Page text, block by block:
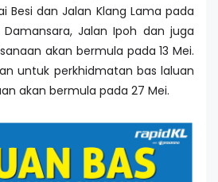
Besi dan Jalan Klang Lama pada
Jalan Ipoh dan juga
akan bermula pada 13 Mei.
untuk perkhidmatan bas laluan
akan bermula pada 27 Mei.